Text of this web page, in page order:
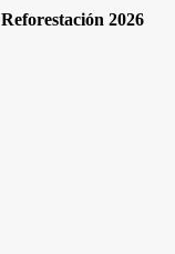
2026